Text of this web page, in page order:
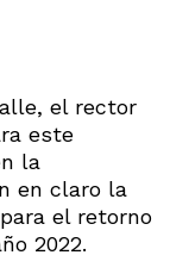
el rector
este
la
en claro la
el retorno
2022.